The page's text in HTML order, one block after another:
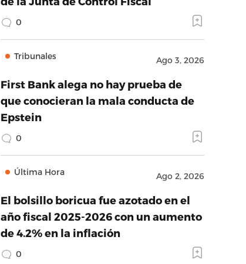
0
Tribunales Ago 3, 2026
First Bank alega no hay prueba de
que conocieran la mala conducta de
Epstein
0
Última Hora Ago 2, 2026
El bolsillo boricua fue azotado en el
año fiscal 2025-2026 con un aumento
de 4.2% en la inflación
0